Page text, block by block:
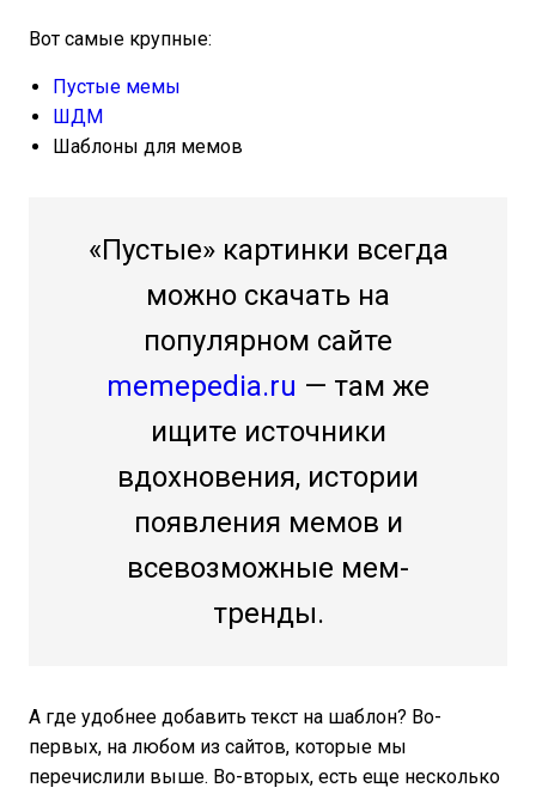
Вот самые крупные:
Пустые мемы
ШДМ
Шаблоны для мемов
«Пустые» картинки всегда
можно скачать на
популярном сайте
memepedia.ru — там же
ищите источники
вдохновения, истории
появления мемов и
всевозможные мем-
тренды.
А где удобнее добавить текст на шаблон? Во-
первых, на любом из сайтов, которые мы
перечислили выше. Во-вторых, есть еще несколько